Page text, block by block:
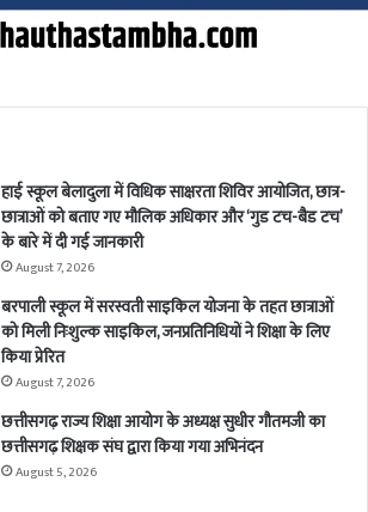
हाई स्कूल बेलादुला में विधिक साक्षरता शिविर आयोजित, छात्र-
छात्राओं को बताए गए मौलिक अधिकार और ‘गुड टच-बैड टच’
के बारे में दी गई जानकारी
August 7, 2026
बरपाली स्कूल में सरस्वती साइकिल योजना के तहत छात्राओं
को मिली निःशुल्क साइकिल, जनप्रतिनिधियों ने शिक्षा के लिए
किया प्रेरित
August 7, 2026
छत्तीसगढ़ राज्य शिक्षा आयोग के अध्यक्ष सुधीर गौतमजी का
छत्तीसगढ़ शिक्षक संघ द्वारा किया गया अभिनंदन
August 5, 2026